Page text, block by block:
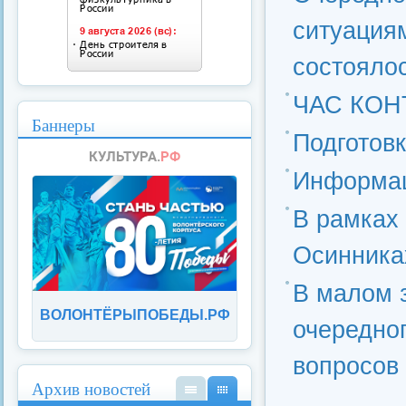
ЧАС
В рамках
В малом
Баннеры
ВОЛОНТЁРЫПОБЕДЫ.РФ
Архив новостей